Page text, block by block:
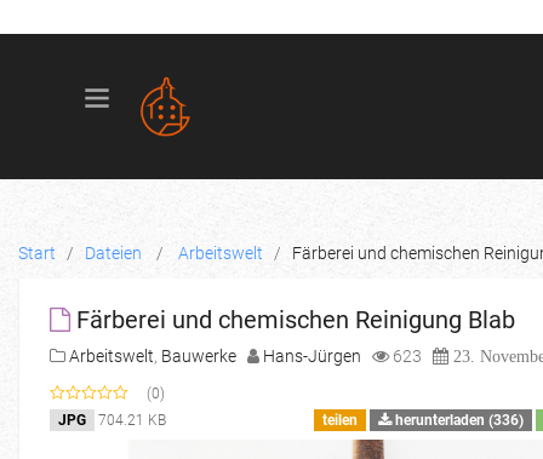
Deutsch
Start
/ Dateien / Arbeitswelt / Färberei und chemischen
Färberei und chemischen Reinigung Blab
Arbeitswelt, Bauwerke Hans-Jürgen 623 23.
(0)
JPG
704.21 KB teilen herunterladen (336)